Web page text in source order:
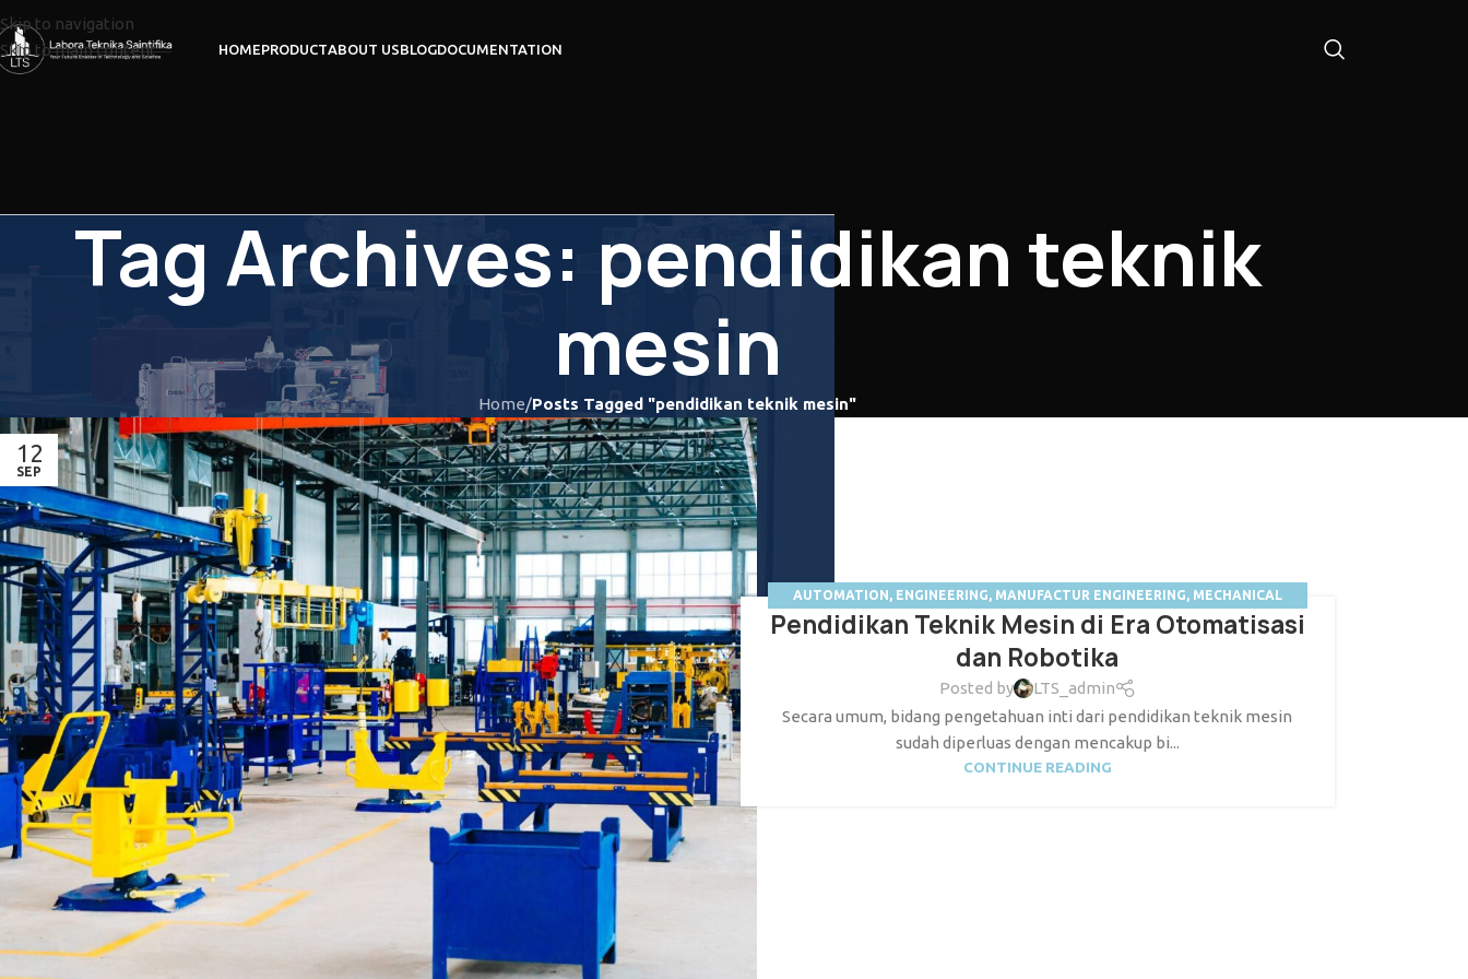
Skip to navigation
Skip to main content
HOMEPRODUCTABOUT USBLOGDOCUMENTATION
Tag Archives: pendidikan teknik
mesin
Home/Posts Tagged "pendidikan teknik mesin"
12
SEP
AUTOMATION , ENGINEERING, MANUFACTUR ENGINEERING, MECHANICAL
ENGINEERING ,NEWS, ROBOTICS
Pendidikan Teknik Mesin di Era Otomatisasi
dan Robotika
Posted by
LTS_admin
Secara umum, bidang pengetahuan inti dari pendidikan teknik mesin
sudah diperluas dengan mencakup bi...
CONTINUE READING